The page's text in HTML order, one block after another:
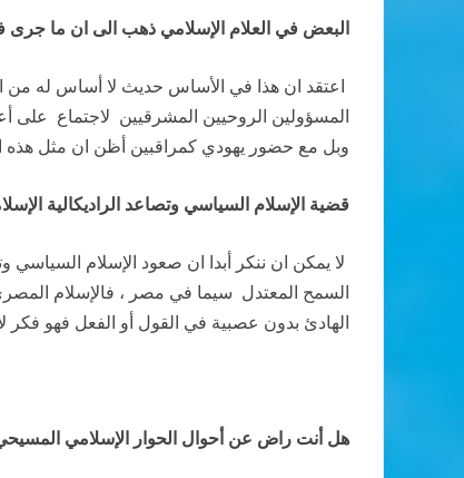
البعض في العلام الإسلامي ذهب الى ان ما جرى
اعتقد ان هذا في الأساس حديث لا أساس له من
المسؤولين الروحيين المشرقيين لاجتماع على
وبل مع حضور يهودي كمراقبين أظن ان مثل هذه
قضية الإسلام السياسي وتصاعد الراديكالية
لا يمكن ان ننكر أبدا ان صعود الإسلام
السمح المعتدل سيما في مصر ، فالإسلام المصري
الهادئ بدون عصبية في القول أو الفعل فهو فكر
هل أنت راض عن أحوال الحوار الإسلامي